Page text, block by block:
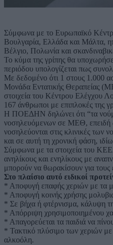
Σύμφωνα με το Ευρωπαϊκό
Βουλγαρία, Ελλάδα και Μάλτα,
Βέλγιο, Πολωνία και
Το κύμα της γρίπης θα
περιόδου υπολογίζεται πως
Με δεδομένο ότι 1 στους 1.000
Μονάδα Εντατικής Θεραπείας
στοιχεία του Κέντρου
167 άνθρωποι με επιπλοκές της
Η ΠΟΕΔΗΝ δηλώνει ότι “τα
νοσηλευόμενων σε ΜΕΘ, επειδή
νοσηλεύονται στις κλινικές
και σε αυτή τη χρονική φάση,
Σύμφωνα με τα στοιχεία του
ανηλίκους και ενηλίκους με
μπορούν να θωρακίσουν για
Στο πλαίσιο αυτό ειδικοί
* Αποφυγή επαφής χεριών με τα
* Αποφυγή κοινής χρήσης
* Σε βήχα ή φτέρνισμα, κάλυψη
* Απόρριψη χρησιμοποιημένου
* Απαγορεύεται τα παιδιά να
* Τακτικό πλύσιμο των χεριών
αλκοόλη.